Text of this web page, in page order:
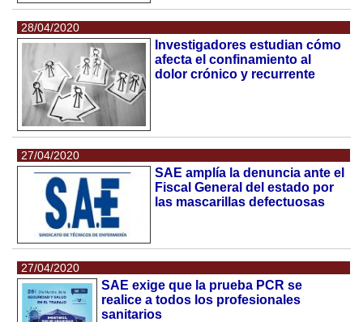
28/04/2020
Investigadores estudian cómo
afecta el confinamiento al
dolor crónico y recurrente
27/04/2020
SAE amplía la denuncia ante el
Fiscal General del estado por
las mascarillas defectuosas
27/04/2020
SAE exige que la prueba PCR se
realice a todos los profesionales
sanitarios